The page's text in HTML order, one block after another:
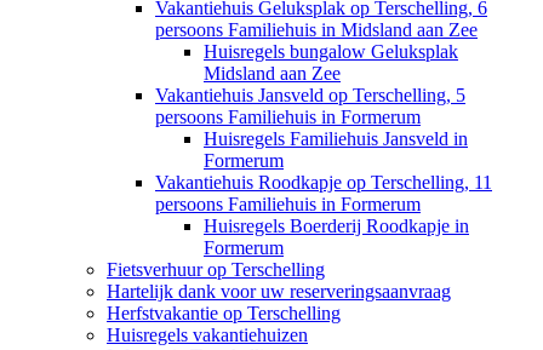
Vakantiehuis Geluksplak op Terschelling, 6
persoons Familiehuis in Midsland aan Zee
Huisregels bungalow Geluksplak
Midsland aan Zee
Vakantiehuis Jansveld op Terschelling, 5
persoons Familiehuis in Formerum
Huisregels Familiehuis Jansveld in
Formerum
Vakantiehuis Roodkapje op Terschelling, 11
persoons Familiehuis in Formerum
Huisregels Boerderij Roodkapje in
Formerum
Fietsverhuur op Terschelling
Hartelijk dank voor uw reserveringsaanvraag
Herfstvakantie op Terschelling
Huisregels vakantiehuizen